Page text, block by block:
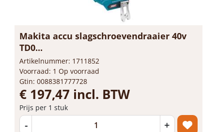
Makita accu slagschroevendraaier 40v
TD0...
Artikelnummer: 1711852
Voorraad: 1 Op voorraad
Gtin: 0088381777728
€ 197,47 incl. BTW
Prijs per 1 stuk
- +